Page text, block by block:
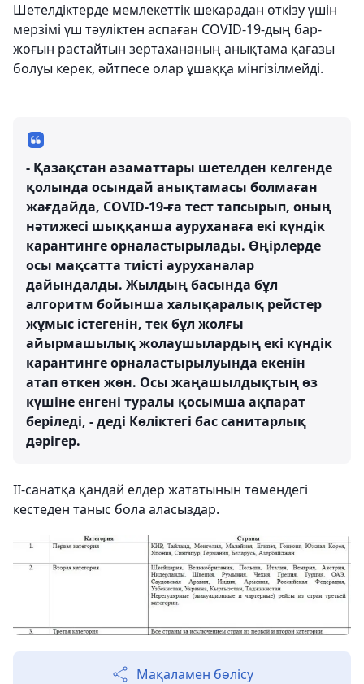
Шетелдіктерде мемлекеттік шекарадан өткізу үшін
мерзімі үш тәуліктен аспаған COVID-19-дың бар-
жоғын растайтын зертахананың анықтама қағазы
болуы керек, әйтпесе олар ұшаққа мінгізілмейді.
- Қазақстан азаматтары шетелден келгенде
қолында осындай анықтамасы болмаған
жағдайда, COVID-19-ға тест тапсырып, оның
нәтижесі шыққанша ауруханаға екі күндік
карантинге орналастырылады. Өңірлерде
осы мақсатта тиісті ауруханалар
дайындалды. Жылдың басында бұл
алгоритм бойынша халықаралық рейстер
жұмыс істегенін, тек бұл жолғы
айырмашылық жолаушылардың екі күндік
карантинге орналастырылуында екенін
атап өткен жөн. Осы жаңашылдықтың өз
күшіне енгені туралы қосымша ақпарат
беріледі, - деді Көліктегі бас санитарлық
дәрігер.
ІІ-санатқа қандай елдер жататынын төмендегі
кестеден таныс бола аласыздар.
Мақаламен бөлісу